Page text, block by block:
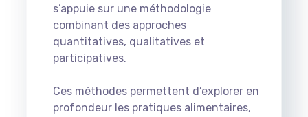
s’appuie sur une méthodologie
combinant des approches
quantitatives, qualitatives et
participatives.
Ces méthodes permettent d’explorer en
profondeur les pratiques alimentaires,